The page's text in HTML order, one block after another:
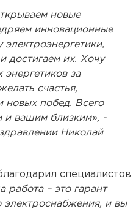
новые
инновационные
достигаем их. Хочу
энергетиков за
счастья,
новых побед. Всего
и вашим близким», -
Николай
специалистов
работа – это гарант
электроснабжения, и вы